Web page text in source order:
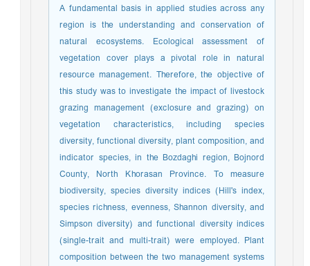
A fundamental basis in applied studies across any
region is the understanding and conservation of
natural ecosystems. Ecological assessment of
vegetation cover plays a pivotal role in natural
resource management. Therefore, the objective of
this study was to investigate the impact of livestock
grazing management (exclosure and grazing) on
vegetation characteristics, including species
diversity, functional diversity, plant composition, and
indicator species, in the Bozdaghi region, Bojnord
County, North Khorasan Province. To measure
biodiversity, species diversity indices (Hill's index,
species richness, evenness, Shannon diversity, and
Simpson diversity) and functional diversity indices
(single-trait and multi-trait) were employed. Plant
composition between the two management systems